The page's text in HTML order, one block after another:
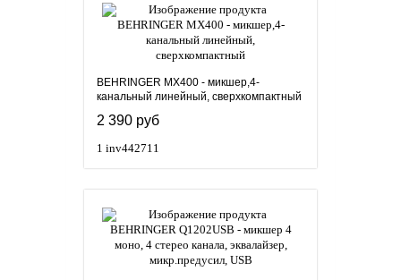
BEHRINGER MX400 - микшер,4-
канальный линейный, сверхкомпактный
2 390 руб
1 inv442711